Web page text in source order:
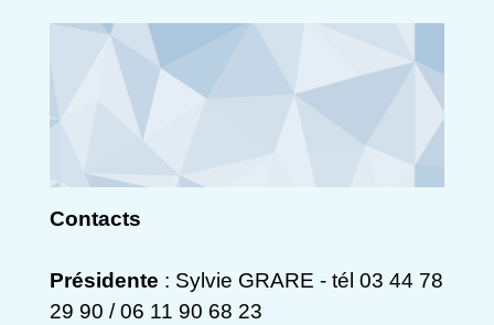
Contacts
Présidente : Sylvie GRARE - tél 03 44 78
29 90 / 06 11 90 68 23